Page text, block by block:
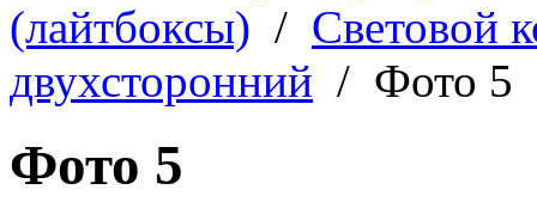
(лайтбоксы) / Световой
двухсторонний / Фото 5
Фото 5